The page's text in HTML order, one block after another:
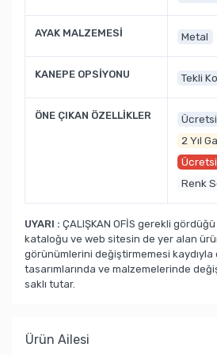
AYAK MALZEMESİ Metal
KANEPE OPSİYONU Tekli
ÖNE ÇIKAN ÖZELLİKLER
2 Yıl
Renk
UYARI : ÇALIŞKAN OFİS gerekli
kataloğu ve web sitesin de yer alan
görünümlerini değiştirmemesi kaydıyla
tasarımlarında ve malzemelerinde
saklı tutar.
Ürün Ailesi